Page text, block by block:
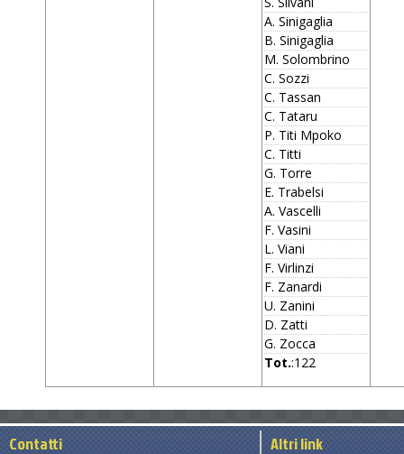
A. Sinigaglia
B. Sinigaglia
M. Solombrino
C. Sozzi
C. Tassan
C. Tataru
P. Titi Mpoko
C. Titti
G. Torre
E. Trabelsi
A. Vascelli
F. Vasini
L. Viani
F. Virlinzi
F. Zanardi
U. Zanini
D. Zatti
G. Zocca
Tot.:122
Contatti Altri link